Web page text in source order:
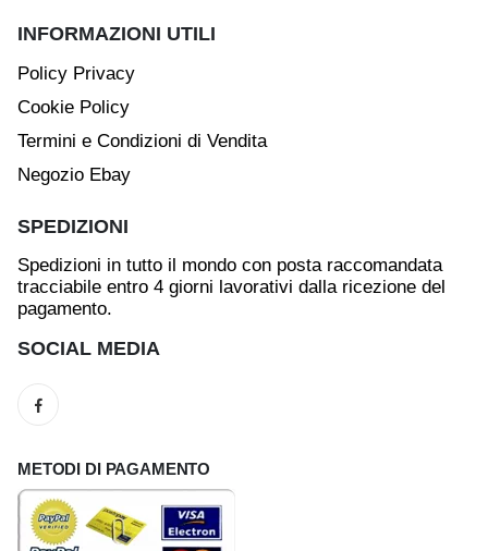
INFORMAZIONI UTILI
Policy Privacy
Cookie Policy
Termini e Condizioni di Vendita
Negozio Ebay
SPEDIZIONI
Spedizioni in tutto il mondo con posta raccomandata
tracciabile entro 4 giorni lavorativi dalla ricezione del
pagamento.
SOCIAL MEDIA
METODI DI PAGAMENTO